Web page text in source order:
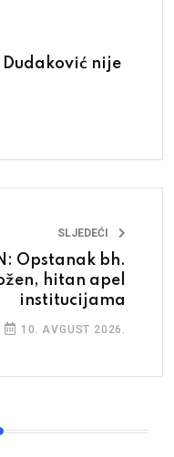
Dudaković nije
SLJEDEĆI
Opstanak bh.
hitan apel
institucijama
10. AVGUST 2026.